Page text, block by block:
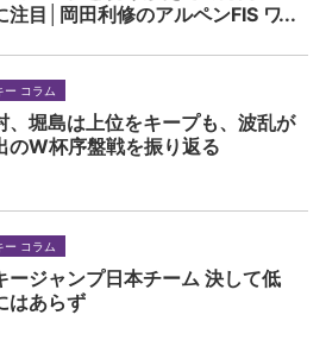
注目│岡田利修のアルペンFIS ワ
ー コラム
、堀島は上位をキープも、波乱が
のW杯序盤戦を振り返る
ー コラム
ージャンプ日本チーム 決して低
はあらず